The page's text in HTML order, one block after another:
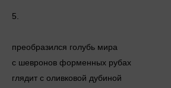
5.
преобразился голубь мира
с шевронов форменных рубах
глядит с оливковой дубиной